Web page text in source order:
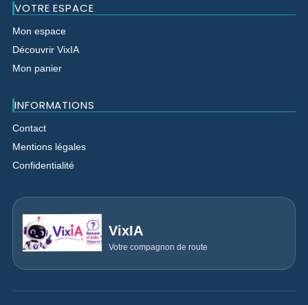
VOTRE ESPACE
Mon espace
Découvrir VixIA
Mon panier
INFORMATIONS
Contact
Mentions légales
Confidentialité
VixIA
Votre compagnon de route